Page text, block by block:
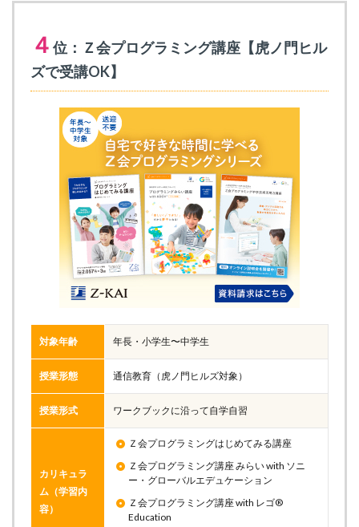
４ 位：Ｚ会プログラミング講座【虎ノ門ヒル
ズで受講OK】
対象年齢 年長・小学生〜中学生
授業形態 通信教育（虎ノ門ヒルズ対象）
授業形式 ワークブックに沿って自学自習
カリキュラ
ム（学習内
容）
Ｚ会プログラミングはじめてみる講座
Ｚ会プログラミング講座 みらい with ソニ
ー・グローバルエデュケーション
Ｚ会プログラミング講座 with レゴ®
Education